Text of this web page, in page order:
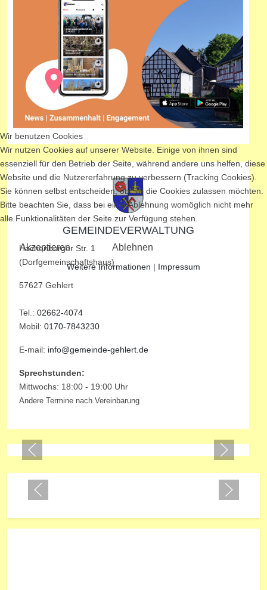
GEMEINDEVERWALTUNG
Hachenburger Str. 1
(Dorfgemeinschaftshaus)
57627 Gehlert
Tel.: 02662-4074
Mobil: 0170-7843230
E-mail: info@gemeinde-gehlert.de
Sprechstunden:
Mittwochs: 18:00 - 19:00 Uhr
Andere Termine nach Vereinbarung
Wir benutzen Cookies
Wir nutzen Cookies auf unserer Website. Einige von ihnen sind
essenziell für den Betrieb der Seite, während andere uns helfen, diese
Website und die Nutzererfahrung zu verbessern (Tracking Cookies).
Sie können selbst entscheiden, ob Sie die Cookies zulassen möchten.
Bitte beachten Sie, dass bei einer Ablehnung womöglich nicht mehr
alle Funktionalitäten der Seite zur Verfügung stehen.
Akzeptieren Ablehnen
Weitere Informationen | Impressum